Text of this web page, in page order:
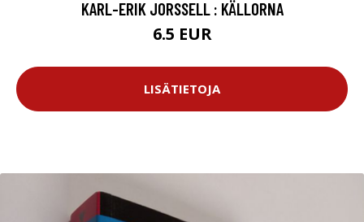
KARL-ERIK JORSSELL : KÄLLORNA
6.5 EUR
LISÄTIETOJA